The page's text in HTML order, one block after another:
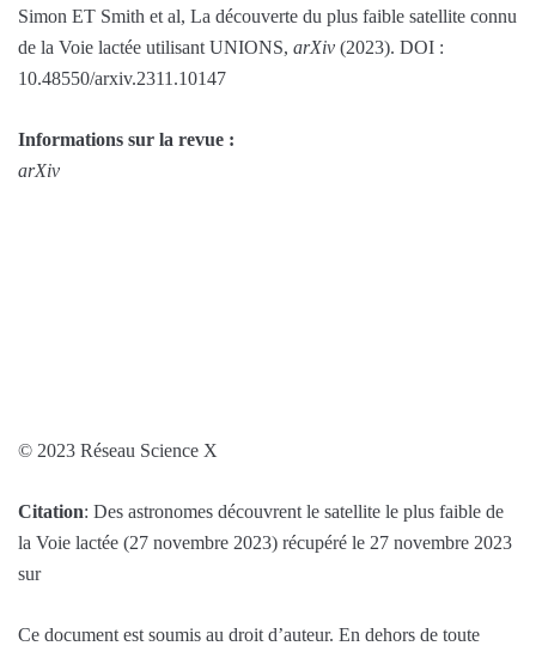
Simon ET Smith et al, La découverte du plus faible satellite connu
de la Voie lactée utilisant UNIONS, arXiv (2023). DOI :
10.48550/arxiv.2311.10147
Informations sur la revue :
arXiv
© 2023 Réseau Science X
Citation: Des astronomes découvrent le satellite le plus faible de
la Voie lactée (27 novembre 2023) récupéré le 27 novembre 2023
sur
Ce document est soumis au droit d’auteur. En dehors de toute